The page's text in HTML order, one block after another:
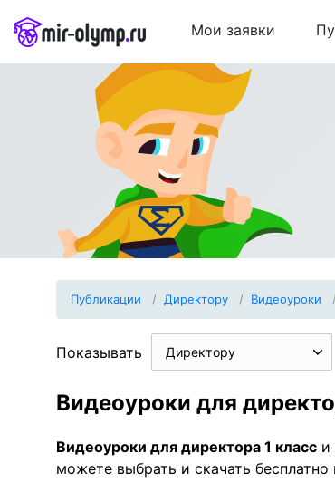
Мои заявки
Публикации Директору Видеоуроки
Показывать Директору
Видеоуроки для
Видеоуроки для директора 1 класс и
можете выбрать и скачать бесплатно